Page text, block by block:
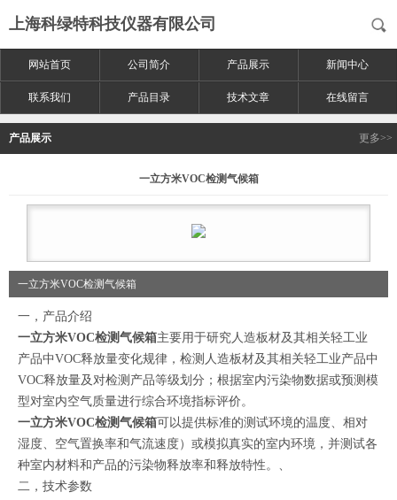
上海科绿特科技仪器有限公司
网站首页 公司简介 产品展示 新闻中心
联系我们 产品目录 技术文章 在线留言
产品展示 更多>>
一立方米VOC检测气候箱
一立方米VOC检测气候箱
一，产品介绍
一立方米VOC检测气候箱主要用于研究人造板材及其相关轻工业
产品中VOC释放量变化规律，检测人造板材及其相关轻工业产品中
VOC释放量及对检测产品等级划分；根据室内污染物数据或预测模
型对室内空气质量进行综合环境指标评价。
一立方米VOC检测气候箱可以提供标准的测试环境的温度、相对
湿度、空气置换率和气流速度）或模拟真实的室内环境，并测试各
种室内材料和产品的污染物释放率和释放特性。、
二，技术参数